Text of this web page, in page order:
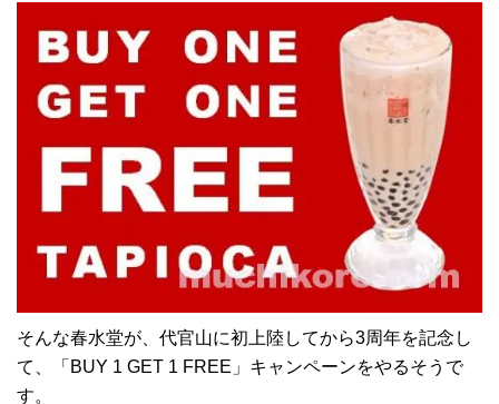
そんな春水堂が、代官山に初上陸してから3周年を記念し
て、「BUY 1 GET 1 FREE」キャンペーンをやるそうで
す。